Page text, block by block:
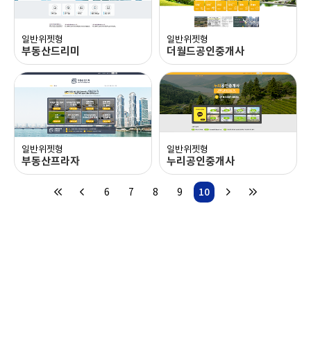
블로그 이동 블로그 이동
일반위젯형
부동산드리미
블로그 이동
일반위젯형
더월드공인중개사
블로그 이동
일반위젯형
부동산프라자
일반위젯형
누리공인중개사
6 7 8 9 10